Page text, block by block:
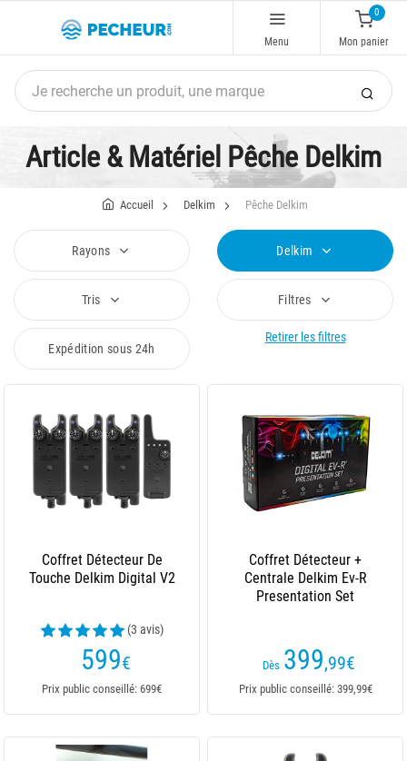
Menu
0
Mon panier
Article & Matériel Pêche Delkim
Accueil Delkim Pêche Delkim
Rayons Delkim
Tris Filtres
Expédition sous 24h
Retirer les filtres
Coffret Détecteur De
Touche Delkim Digital V2
(3 avis)
599€
Prix public conseillé: 699€
Coffret Détecteur +
Centrale Delkim Ev-R
Presentation Set
Dès 399,99€
Prix public conseillé: 399,99€